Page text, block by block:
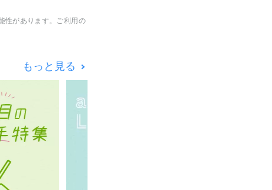
る」 カバー画像の
イトでご確認くだ
性があります。ご利用の
もっと見る